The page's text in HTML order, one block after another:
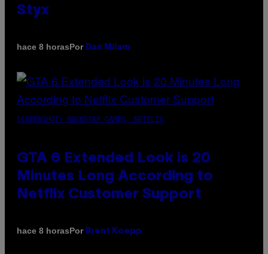
Styx
hace 8 horasPor Dan Milam
SCREENSHOT: ROCKSTAR GAMES, NETFLIX
GTA 6 Extended Look is 20
Minutes Long According to
Netflix Customer Support
hace 8 horasPor Brent Koepp